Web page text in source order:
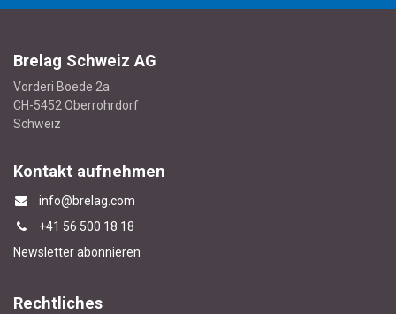
Brelag Schweiz AG
Vorderi Boede 2a
CH-5452 Oberrohrdorf
Schweiz
Kontakt aufnehmen
info@brelag.com
+41 56 500 18 18
Newsletter abonnieren
Rechtliches